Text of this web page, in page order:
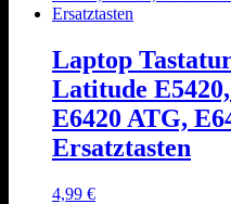
Laptop
Latitude
E6420 ATG,
Ersatztasten
4,99 €